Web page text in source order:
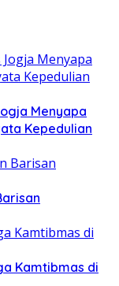
Menyapa
Kepedulian
Kamtibmas di